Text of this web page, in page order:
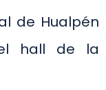
de Hualpén
hall de la